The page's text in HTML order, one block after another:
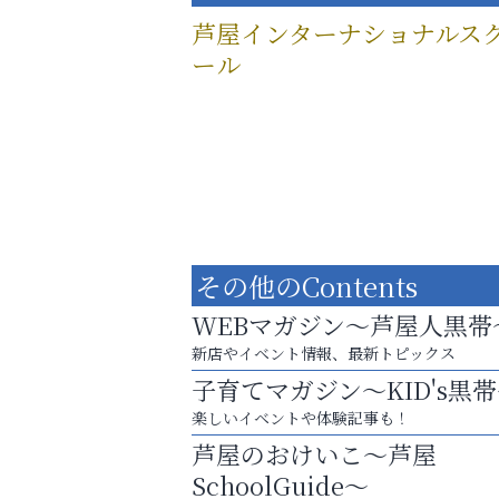
芦屋インターナショナルス
ール
「この学校に出会えて、本当によかった。
トレファク出張買取
その他のContents
WEBマガジン～芦屋人黒帯
新店やイベント情報、最新トピックス
子育てマガジン～KID's黒
楽しいイベントや体験記事も！
芦屋のおけいこ～芦屋
SchoolGuide～